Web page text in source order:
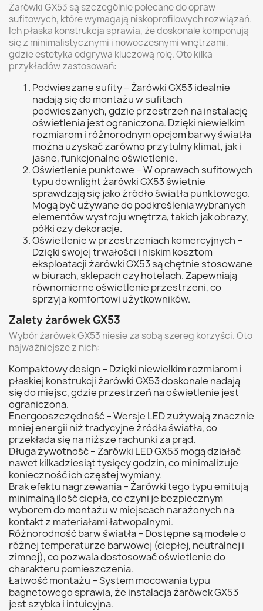
Żarówki GX53 są szczególnie polecane do opraw
sufitowych, które wymagają niskoprofilowych rozwiązań.
Ich płaska konstrukcja sprawia, że doskonale komponują
się z minimalistycznymi i nowoczesnymi wnętrzami,
gdzie estetyka odgrywa kluczową rolę. Oto kilka
przykładów zastosowań:
Podwieszane sufity – Żarówki GX53 idealnie
nadają się do montażu w sufitach
podwieszanych, gdzie przestrzeń na instalację
oświetlenia jest ograniczona. Dzięki niewielkim
rozmiarom i różnorodnym opcjom barwy światła
można uzyskać zarówno przytulny klimat, jak i
jasne, funkcjonalne oświetlenie.
Oświetlenie punktowe – W oprawach sufitowych
typu downlight żarówki GX53 świetnie
sprawdzają się jako źródło światła punktowego.
Mogą być używane do podkreślenia wybranych
elementów wystroju wnętrza, takich jak obrazy,
półki czy dekoracje.
Oświetlenie w przestrzeniach komercyjnych –
Dzięki swojej trwałości i niskim kosztom
eksploatacji żarówki GX53 są chętnie stosowane
w biurach, sklepach czy hotelach. Zapewniają
równomierne oświetlenie przestrzeni, co
sprzyja komfortowi użytkowników.
Zalety żarówek GX53
Wybór żarówek GX53 niesie za sobą szereg korzyści. Oto
najważniejsze z nich:
Kompaktowy design – Dzięki niewielkim rozmiarom i
płaskiej konstrukcji żarówki GX53 doskonale nadają
się do miejsc, gdzie przestrzeń na oświetlenie jest
ograniczona.
Energooszczędność – Wersje LED zużywają znacznie
mniej energii niż tradycyjne źródła światła, co
przekłada się na niższe rachunki za prąd.
Długa żywotność – Żarówki LED GX53 mogą działać
nawet kilkadziesiąt tysięcy godzin, co minimalizuje
konieczność ich częstej wymiany.
Brak efektu nagrzewania – Żarówki tego typu emitują
minimalną ilość ciepła, co czyni je bezpiecznym
wyborem do montażu w miejscach narażonych na
kontakt z materiałami łatwopalnymi.
Różnorodność barw światła – Dostępne są modele o
różnej temperaturze barwowej (ciepłej, neutralnej i
zimnej), co pozwala dostosować oświetlenie do
charakteru pomieszczenia.
Łatwość montażu – System mocowania typu
bagnetowego sprawia, że instalacja żarówek GX53
jest szybka i intuicyjna.